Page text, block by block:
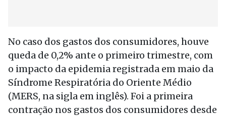
No caso dos gastos dos consumidores, houve
queda de 0,2% ante o primeiro trimestre, com
o impacto da epidemia registrada em maio da
Síndrome Respiratória do Oriente Médio
(MERS, na sigla em inglês). Foi a primeira
contração nos gastos dos consumidores desde